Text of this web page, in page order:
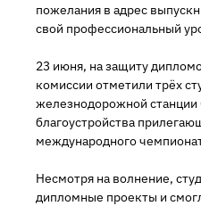
пожелания в адрес
свой профессиональный
23 июня, на защиту
комиссии отметили трёх
железнодорожной станции
благоустройства
международного
Несмотря на волнение,
дипломные проекты и